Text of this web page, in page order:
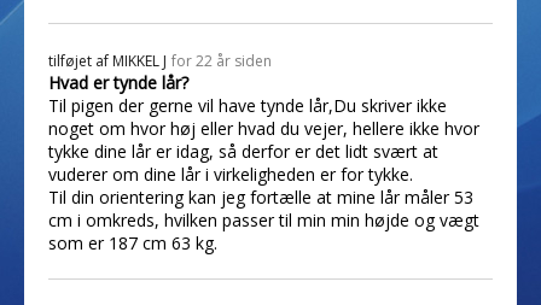
tilføjet af MIKKEL J for 22 år siden
Hvad er tynde lår?
Til pigen der gerne vil have tynde lår,Du skriver ikke
noget om hvor høj eller hvad du vejer, hellere ikke hvor
tykke dine lår er idag, så derfor er det lidt svært at
vuderer om dine lår i virkeligheden er for tykke.
Til din orientering kan jeg fortælle at mine lår måler 53
cm i omkreds, hvilken passer til min min højde og vægt
som er 187 cm 63 kg.